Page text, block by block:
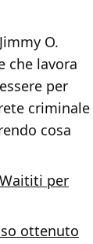
O.
che lavora
per
criminale
cosa
per
ottenuto